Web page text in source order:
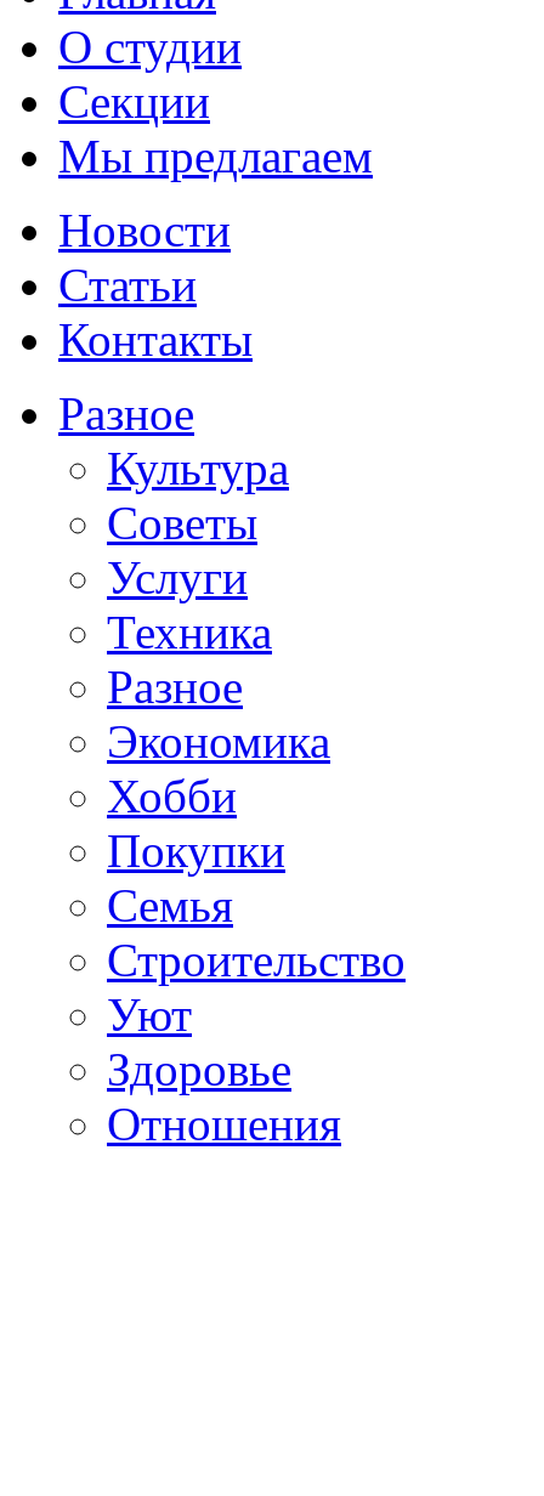
О студии
Секции
Мы предлагаем
Новости
Статьи
Контакты
Разное
Культура
Советы
Услуги
Техника
Разное
Экономика
Хобби
Покупки
Семья
Строительство
Уют
Здоровье
Отношения